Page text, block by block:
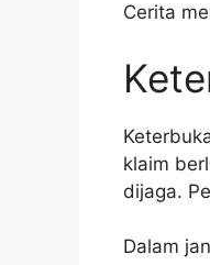
Cerita
klaim
dijaga.
Dalam